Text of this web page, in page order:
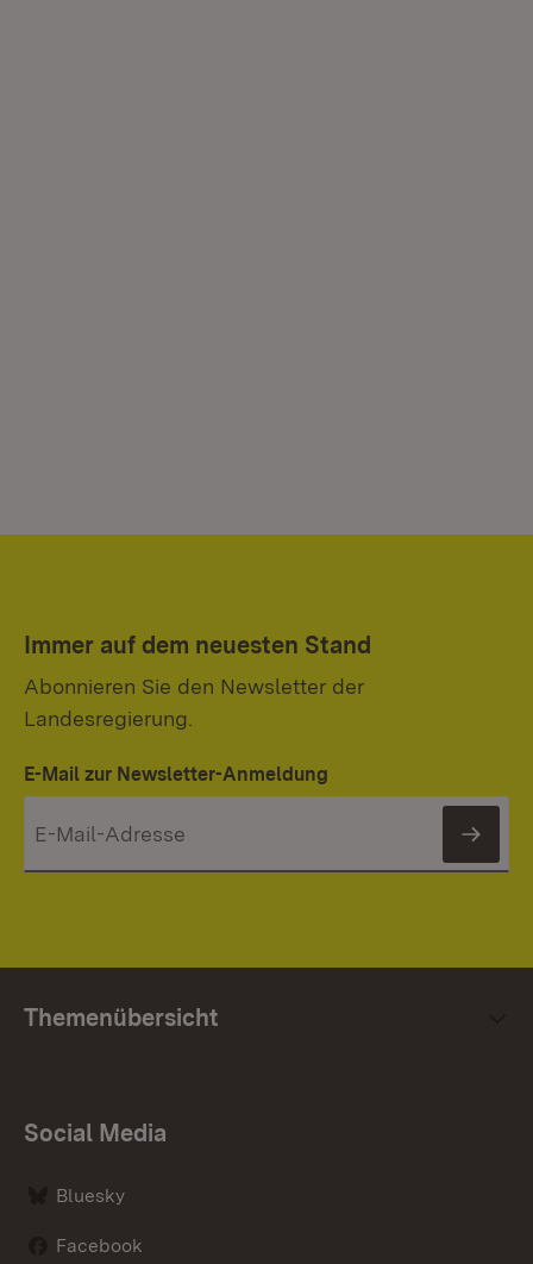
Immer auf dem neuesten Stand
Abonnieren Sie den Newsletter der
Landesregierung.
E-Mail zur Newsletter-Anmeldung
Themenübersicht
Social Media
Bluesky
Facebook